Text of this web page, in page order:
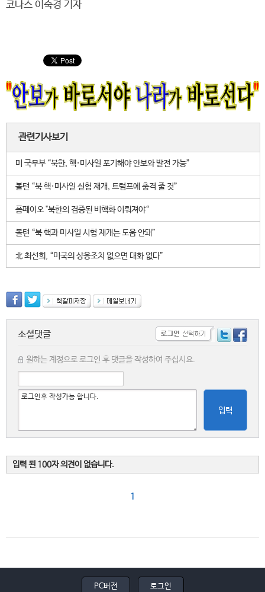
코나스 이숙경 기자
관련기사보기
미 국무부 “북한, 핵·미사일 포기해야 안보와 발전 가능”
볼턴 “북 핵·미사일 실험 재개, 트럼프에 충격 줄 것”
폼페이오 "북한의 검증된 비핵화 이뤄져야“
볼턴 “북 핵과 미사일 시험 재개는 도움 안돼”
北 최선희, “미국의 상응조치 없으면 대화 없다”
소셜댓글
원하는 계정으로 로그인 후 댓글을 작성하여 주십시요.
입력
입력 된 100자 의견이 없습니다.
1
PC버전 로그인